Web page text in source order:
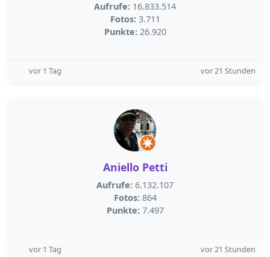
Aufrufe: 16.833.514
Fotos: 3.711
Punkte: 26.920
vor 1 Tag vor 21 Stunden
Aniello Petti
Aufrufe: 6.132.107
Fotos: 864
Punkte: 7.497
vor 1 Tag vor 21 Stunden